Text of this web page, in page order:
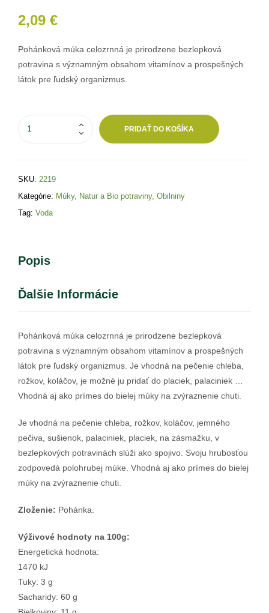
2,09 €
Pohánková múka celozrnná je prirodzene bezlepková
potravina s významným obsahom vitamínov a prospešných
látok pre ľudský organizmus.
PRIDAŤ DO KOŠÍKA
SKU: 2219
Kategórie: Múky, Natur a Bio potraviny, Obilniny
Tag: Voda
Popis
Ďalšie Informácie
Pohánková múka celozrnná je prirodzene bezlepková
potravina s významným obsahom vitamínov a prospešných
látok pre ľudský organizmus. Je vhodná na pečenie chleba,
rožkov, koláčov, je možné ju pridať do placiek, palaciniek …
Vhodná aj ako prímes do bielej múky na zvýraznenie chuti.
Je vhodná na pečenie chleba, rožkov, koláčov, jemného
pečiva, sušienok, palaciniek, placiek, na zásmažku, v
bezlepkových potravinách slúži ako spojivo. Svoju hrubosťou
zodpovedá polohrubej múke. Vhodná aj ako prímes do bielej
múky na zvýraznenie chuti.
Zloženie: Pohánka.
Výživové hodnoty na 100g:
Energetická hodnota:
1470 kJ
Tuky: 3 g
Sacharidy: 60 g